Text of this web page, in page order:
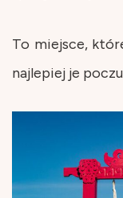
To miejsce,
najlepiej je